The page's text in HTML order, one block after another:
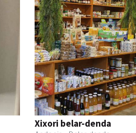
Xixori belar-denda